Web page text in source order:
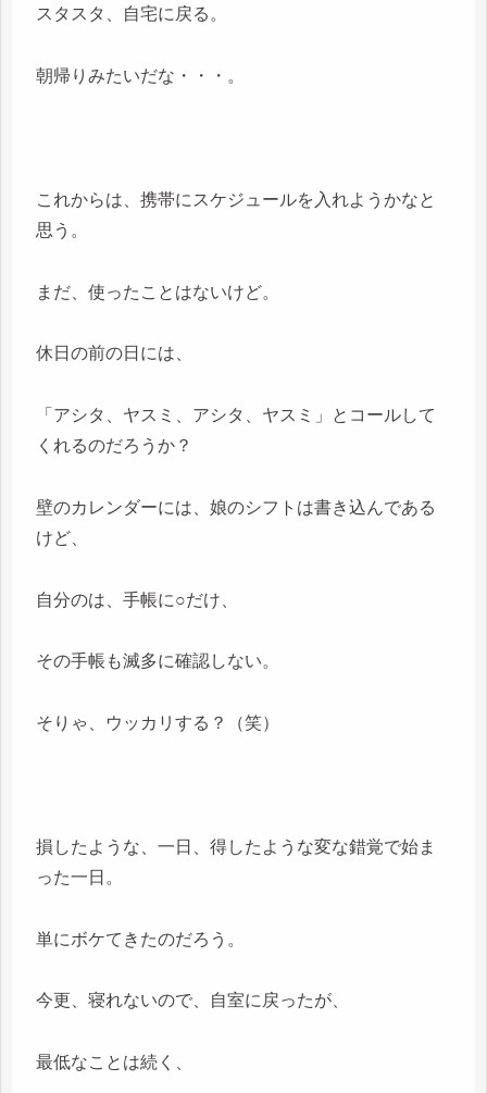
スタスタ、自宅に戻る。
朝帰りみたいだな・・・。
これからは、携帯にスケジュールを入れようかなと
思う。
まだ、使ったことはないけど。
休日の前の日には、
「アシタ、ヤスミ、アシタ、ヤスミ」とコールして
くれるのだろうか？
壁のカレンダーには、娘のシフトは書き込んである
けど、
自分のは、手帳に○だけ、
その手帳も滅多に確認しない。
そりゃ、ウッカリする？（笑）
損したような、一日、得したような変な錯覚で始ま
った一日。
単にボケてきたのだろう。
今更、寝れないので、自室に戻ったが、
最低なことは続く、